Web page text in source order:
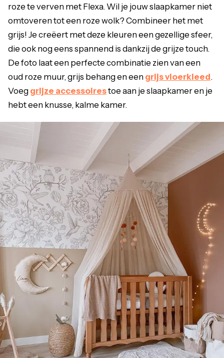
roze te verven met Flexa. Wil je jouw slaapkamer niet
omtoveren tot een roze wolk? Combineer het met
grijs! Je creëert met deze kleuren een gezellige sfeer,
die ook nog eens spannend is dankzij de grijze touch.
De foto laat een perfecte combinatie zien van een
oud roze muur, grijs behang en een grijs vloerkleed.
Voeg grijze accessoirestoe aan je slaapkamer en je
hebt een knusse, kalme kamer.